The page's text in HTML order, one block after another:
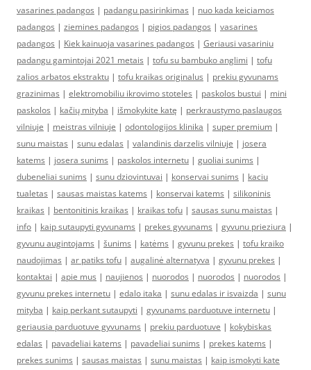
vasarines padangos | padangu pasirinkimas | nuo kada keiciamos
padangos | ziemines padangos | pigios padangos | vasarines
padangos | Kiek kainuoja vasarines padangos | Geriausi vasariniu
padangu gamintojai 2021 metais | tofu su bambuko anglimi | tofu
zalios arbatos ekstraktu | tofu kraikas originalus | prekiu gyvunams
grazinimas | elektromobiliu ikrovimo stoteles | paskolos bustui | mini
paskolos | kačių mityba | išmokykite katę | perkraustymo paslaugos
vilniuje | meistras vilniuje | odontologijos klinika | super premium |
sunu maistas | sunu edalas | valandinis darzelis vilniuje | josera
katems | josera sunims | paskolos internetu | guoliai sunims |
dubeneliai sunims | sunu dziovintuvai | konservai sunims | kaciu
tualetas | sausas maistas katems | konservai katems | silikoninis
kraikas | bentonitinis kraikas | kraikas tofu | sausas sunu maistas |
info | kaip sutaupyti gyvunams | prekes gyvunams | gyvunu prieziura |
gyvunu augintojams | šunims | katėms | gyvunu prekes | tofu kraiko
naudojimas | ar patiks tofu | augalinė alternatyva | gyvunu prekes |
kontaktai | apie mus | naujienos | nuorodos | nuorodos | nuorodos |
gyvunu prekes internetu | edalo itaka | sunu edalas ir isvaizda | sunu
mityba | kaip perkant sutaupyti | gyvunams parduotuve internetu |
geriausia parduotuve gyvunams | prekiu parduotuve | kokybiskas
edalas | pavadeliai katems | pavadeliai sunims | prekes katems |
prekes sunims | sausas maistas | sunu maistas | kaip ismokyti kate